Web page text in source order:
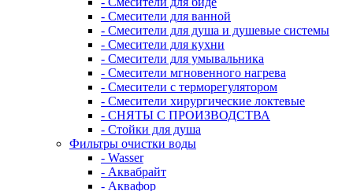
- Смесители для ванной
- Смесители для душа и душевые системы
- Смесители для кухни
- Смесители для умывальника
- Смесители мгновенного нагрева
- Смесители с терморегулятором
- Смесители хирургические локтевые
- СНЯТЫ С ПРОИЗВОДСТВА
- Стойки для душа
Фильтры очистки воды
- Wasser
- Аквабрайт
- Аквафор